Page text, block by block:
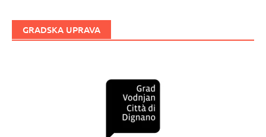
GRADSKA UPRAVA